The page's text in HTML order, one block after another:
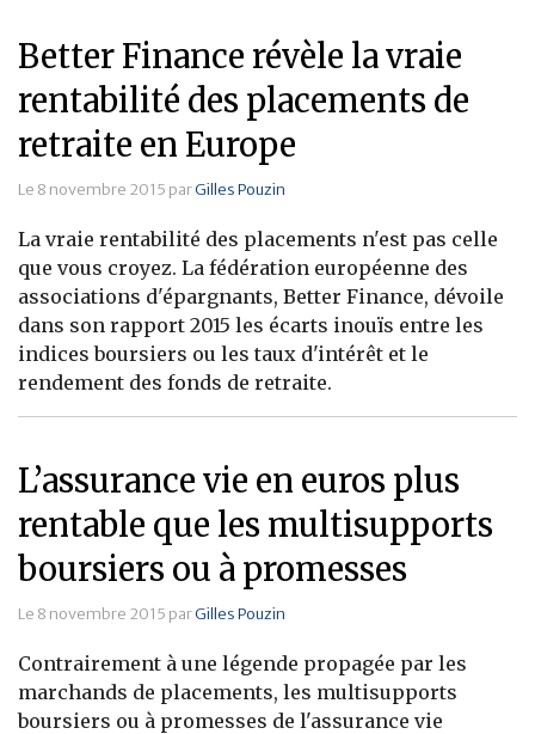
Better Finance révèle la vraie
rentabilité des placements de
retraite en Europe
Le 8 novembre 2015 parGilles Pouzin
La vraie rentabilité des placements n'est pas celle
que vous croyez. La fédération européenne des
associations d'épargnants, Better Finance, dévoile
dans son rapport 2015 les écarts inouïs entre les
indices boursiers ou les taux d'intérêt et le
rendement des fonds de retraite.
L’assurance vie en euros plus
rentable que les multisupports
boursiers ou à promesses
Le 8 novembre 2015 parGilles Pouzin
Contrairement à une légende propagée par les
marchands de placements, les multisupports
boursiers ou à promesses de l'assurance vie